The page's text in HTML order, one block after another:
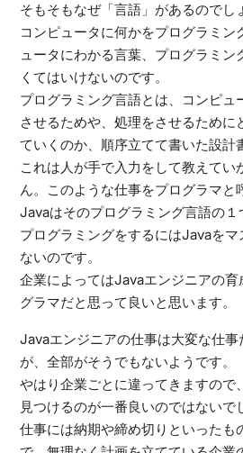
そもそもなぜ「言語」があるのでし
コンピュータに何かをプログラミン
ュータにわかる言葉、プログラミン
くてはいけないのです。
プログラミング言語とは、コンピュ
させるためや、処理をさせるために
ていくのか、順序立てて書いた設計
これは人が手で入力をして教えてい
ん。このような仕事をプログラマと
Javaはそのプログラミング言語の１
プログラミングをするにはJavaを
ないのです。
企業によってはJavaエンジニアの育
グラマだと思って良いと思います。
Javaエンジニアの仕事は大変な仕
が、全部がそうでもないようです。
やはり企業ごとに違ってきますので
見つけるのが一番良いのではないで
仕事には納期や締め切りといったも